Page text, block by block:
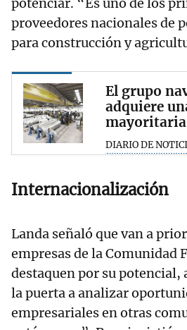
potenciar. “Es uno de los
proveedores nacionales de
para construcción y
El grupo
adquiere
mayoritaria
DIARIO DE
Internacionalización
Landa señaló que van a
empresas de la Comunidad
destaquen por su potencial,
la puerta a analizar
empresariales en otras